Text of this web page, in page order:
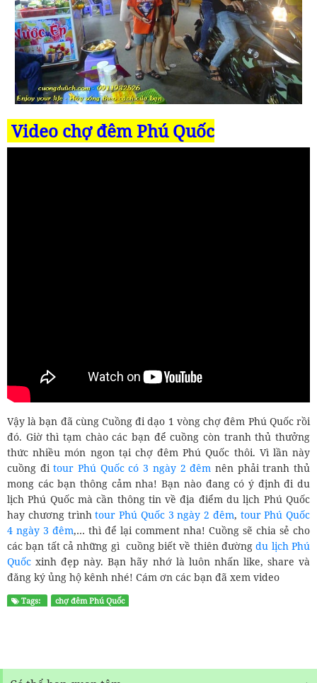
Video chợ đêm Phú Quốc
Vậy là bạn đã cùng Cuồng đi dạo 1 vòng chợ đêm Phú Quốc rồi
đó. Giờ thì tạm chào các bạn để cuồng còn tranh thủ thưởng
thức nhiều món ngon tại chợ đêm Phú Quốc thôi. Vì lần này
cuồng đitour Phú Quốc có 3 ngày 2 đêm nên phải tranh thủ
mong các bạn thông cảm nha! Bạn nào đang có ý định đi du
lịch Phú Quốc mà cần thông tin về địa điểm du lịch Phú Quốc
hay chương trìnhtour Phú Quốc 3 ngày 2 đêm, tour Phú Quốc
4 ngày 3 đêm,… thì để lại comment nha! Cuồng sẽ chia sẻ cho
các bạn tất cả những gì cuồng biết về thiên đườngdu lịch Phú
Quốcxinh đẹp này. Bạn hãy nhớ là luôn nhấn like, share và
đăng ký ủng hộ kênh nhé! Cám ơn các bạn đã xem video
Tags: chợ đêm Phú Quốc